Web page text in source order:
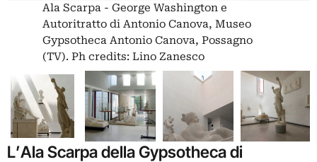
Ala Scarpa - George Washington e
Autoritratto di Antonio Canova, Museo
Gypsotheca Antonio Canova, Possagno
(TV). Ph credits: Lino Zanesco
L’Ala Scarpa della Gypsotheca di